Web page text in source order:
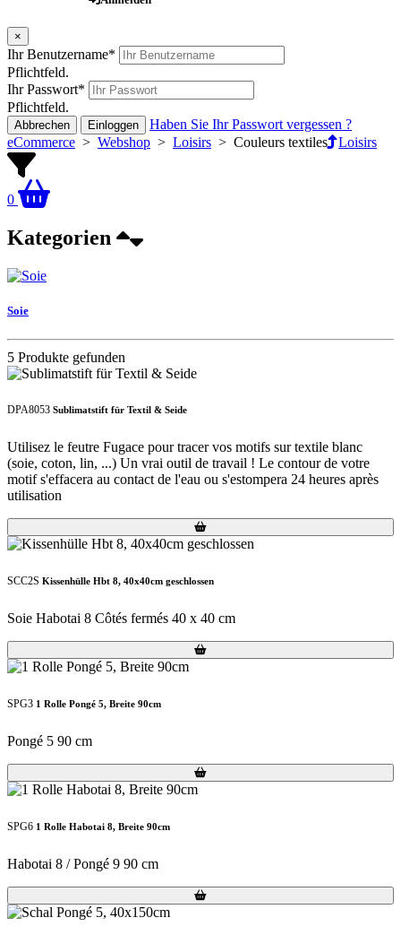
×
Ihr Benutzername*
Pflichtfeld.
Ihr Passwort*
Pflichtfeld.
Abbrechen Einloggen
Haben Sie Ihr Passwort vergessen ?
eCommerce > Webshop > Loisirs > Couleurs textiles Loisirs
0
Kategorien
Soie
5 Produkte gefunden
DPA8053 Sublimatstift für Textil & Seide
Utilisez le feutre Fugace pour tracer vos motifs sur textile blanc
(soie, coton, lin, ...) Un vrai outil de travail ! Le contour de votre
motif s'effacera au contact de l'eau ou s'estompera 24 heures après
utilisation
Loading...
Loading...
SCC2S Kissenhülle Hbt 8, 40x40cm geschlossen
Soie Habotai 8 Côtés fermés 40 x 40 cm
Loading...
Loading...
SPG3 1 Rolle Pongé 5, Breite 90cm
Pongé 5 90 cm
Loading...
Loading...
SPG6 1 Rolle Habotai 8, Breite 90cm
Habotai 8 / Pongé 9 90 cm
Loading...
Loading...